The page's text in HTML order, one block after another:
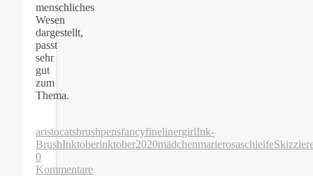
menschliches
Wesen
dargestellt,
passt
sehr
gut
zum
Thema.
aristocatsbrushpensfancyfinelinergirlInk-
BrushInktoberinktober2020mädchenmarierosaschleife
0
Kommentare